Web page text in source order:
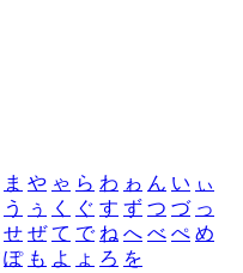
ま や ゃ ら わ ゎ ん い ぃ
う ぅ く ぐ す ず つ づ っ
せ ぜ て で ね へ べ ぺ め
ぽ も よ ょ ろ を